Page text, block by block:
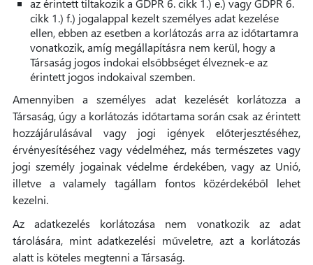
az érintett tiltakozik a GDPR 6. cikk 1.) e.) vagy GDPR 6.
cikk 1.) f.) jogalappal kezelt személyes adat kezelése
ellen, ebben az esetben a korlátozás arra az időtartamra
vonatkozik, amíg megállapításra nem kerül, hogy a
Társaság jogos indokai elsőbbséget élveznek-e az
érintett jogos indokaival szemben.
Amennyiben a személyes adat kezelését korlátozza a
Társaság, úgy a korlátozás időtartama során csak az érintett
hozzájárulásával vagy jogi igények előterjesztéséhez,
érvényesítéséhez vagy védelméhez, más természetes vagy
jogi személy jogainak védelme érdekében, vagy az Unió,
illetve a valamely tagállam fontos közérdekéből lehet
kezelni.
Az adatkezelés korlátozása nem vonatkozik az adat
tárolására, mint adatkezelési műveletre, azt a korlátozás
alatt is köteles megtenni a Társaság.